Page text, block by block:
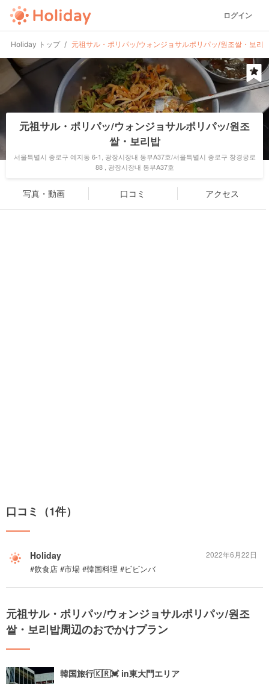
ログイン
Holiday トップ 元祖サル・ポリパッ/ウォンジョサルポリパッ/원조쌀・보리
元祖サル・ポリパッ/ウォンジョサルポリパッ/원조
쌀・보리밥
서울특별시 종로구 예지동 6-1, 광장시장내 동부A37호/서울특별시 종로구 창경궁로
88 , 광장시장내 동부A37호
写真・動画 口コミ アクセス
口コミ（1件）
Holiday
#飲食店 #市場 #韓国料理 #ビビンバ
2022年6月22日
元祖サル・ポリパッ/ウォンジョサルポリパッ/원조
쌀・보리밥周辺のおでかけプラン
韓国旅行🇰🇷💓 in東大門エリア